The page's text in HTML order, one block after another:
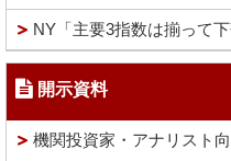
NY「主要3指数は揃って下
開示資料
機関投資家・アナリスト